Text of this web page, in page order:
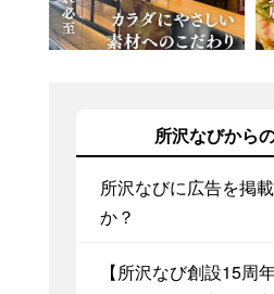
所沢なびから
所沢なびに広告を掲
か？
【所沢なび創設15周